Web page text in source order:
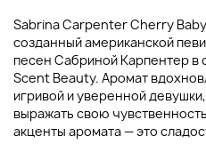
Sabrina Carpenter Cherry
созданный американской
песен Сабриной Карпентер в
Scent Beauty. Аромат
игривой и уверенной
выражать свою
акценты аромата — это